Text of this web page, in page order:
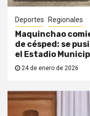
Deportes Regionales
Maquinchao
de césped: se
el Estadio
24 de enero de 2026